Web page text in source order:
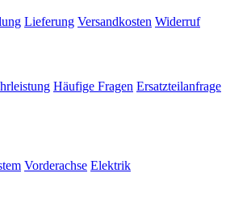
Lieferung Versandkosten Widerruf
Häufige Fragen Ersatzteilanfrage
Vorderachse Elektrik